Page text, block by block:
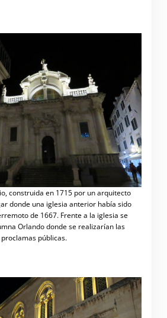
construida en 1715 por un arquitecto
donde una iglesia anterior había sido
de 1667. Frente a la iglesia se
Orlando donde se realizarían las
proclamas públicas.